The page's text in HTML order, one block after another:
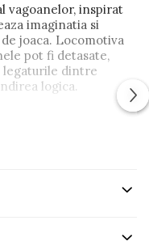
vagoanelor, inspirat
imaginatia si
joaca. Locomotiva
pot fi detasate,
legaturile dintre
logica.
mana-
Copiii pot
impreuna cu alti
distractie de